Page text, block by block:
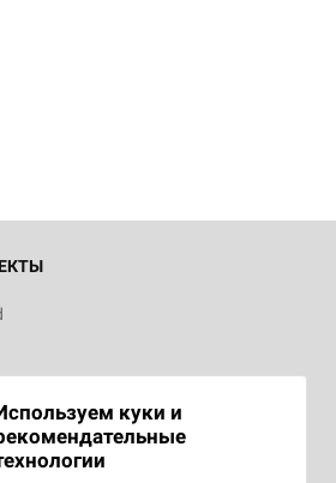
куки и